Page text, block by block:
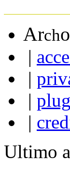
Archo
|
|
|
|
Ultimo